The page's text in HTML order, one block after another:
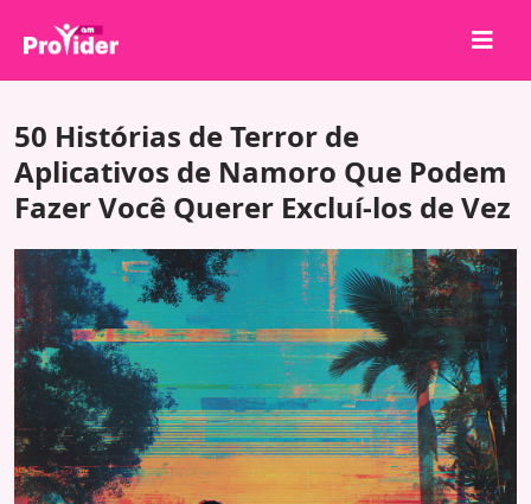
Sobre nós
Entrar
Cadastrar-se
Serviços
API
Termos
Blog
50 Histórias de Terror de
Aplicativos de Namoro Que Podem
Fazer Você Querer Excluí-los de Vez